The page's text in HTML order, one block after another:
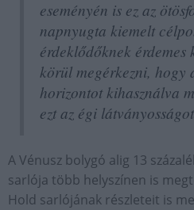
eseményén is ez az
napnyugta kiemelt
érdeklődőknek
körül megérkezni, hogy
horizontot kihasználva
ezt az égi
A Vénusz bolygó alig 13
sarlója több helyszínen is
Hold sarlójának részleteit is